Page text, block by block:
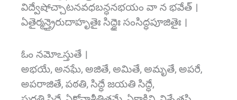
విద్వేషోచ్చాటనవధబన్ధనభయం వా న భవేత్ ।
ఏతైర్మన్త్రైరుదాహృతైః సిద్ధైః సంసిద్ధపూజితైః ।
ఓం నమోఽస్తుతే ।
అభయే, అనఘే, అజితే, అమితే, అమృతే, అపరే,
అపరాజితే, పఠతి, సిద్ధే జయతి సిద్ధే,